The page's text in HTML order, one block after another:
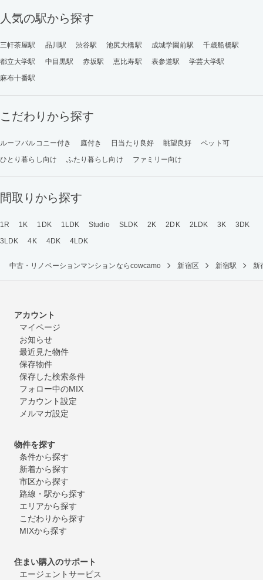
人気の駅から探す
三軒茶屋駅 品川駅 渋谷駅 池尻大橋駅 成城学園前駅
千歳船橋駅
都立大学駅
中目黒駅 赤坂駅 恵比寿駅 表参道駅
学芸大学駅
麻布十番駅
こだわりから探す
ルーフバルコニー付き 庭付き 日当たり良好 眺望良好
ペット可
ひとり暮らし向け
ふたり暮らし向け ファミリー向け
間取りから探す
1R 1K 1DK 1LDK Studio SLDK 2K 2DK 2LDK 3K
3DK
3LDK
4K 4DK 4LDK
中古・リノベーションマンションならcowcamo 新宿区 新宿駅 新
アカウント
マイページ
お知らせ
最近見た物件
保存物件
保存した検索条件
フォロー中のMIX
アカウント設定
メルマガ設定
物件を探す
条件から探す
新着から探す
市区から探す
路線・駅から探す
エリアから探す
こだわりから探す
MIXから探す
住まい購入のサポート
エージェントサービス